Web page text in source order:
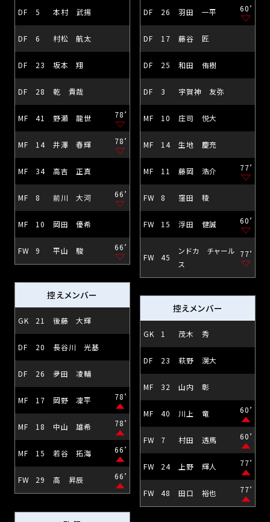
DF 5 本村 武揚
DF 6 村松 航太
DF 23 坂本 翔
DF 28 乾 貴哉
MF 41 野瀬 龍世 78’
MF 14 井澤 春輝 78’
MF 34 高吉 正真
MF 8 前川 大河 66’
MF 10 岡田 優希
FW 9 平山 駿 66’
控えメンバー
GK 21 後藤 大輝
DF 20 長谷川 光基
DF 26 夛田 凌輔
MF 17 岡野 凜平 78’
MF 18 中山 雄希 78’
MF 15 若谷 拓海 66’
FW 29 高 昇辰 66’
DF 26 羽田 一平 60’
DF 17 藤谷 匠
DF 25 和田 侑樹
DF 3 宇賀神 友弥
MF 10 庄司 悦大
MF 14 生地 慶充
MF 11 藤岡 浩介 77’
FW 8 窪田 稜
FW 15 浮田 健誠 60’
FW 45
ンドカ チャール
ス
77’
控えメンバー
GK 1 茂木 秀
DF 23 萩野 滉大
MF 32 山内 彰
MF 40 川上 竜 60’
FW 7 村田 透馬 60’
FW 24 上野 輝人 77’
FW 48 田口 裕也 77’